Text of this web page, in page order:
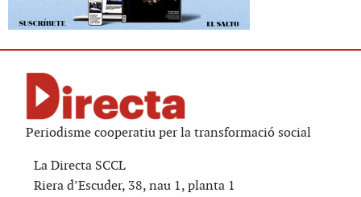
Periodisme cooperatiu per la transformació social
La Directa SCCL
Riera d’Escuder, 38, nau 1, planta 1